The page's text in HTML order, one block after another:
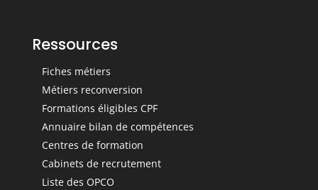
Ressources
Fiches métiers
Métiers reconversion
Formations éligibles CPF
Annuaire bilan de compétences
Centres de formation
Cabinets de recrutement
Liste des OPCO